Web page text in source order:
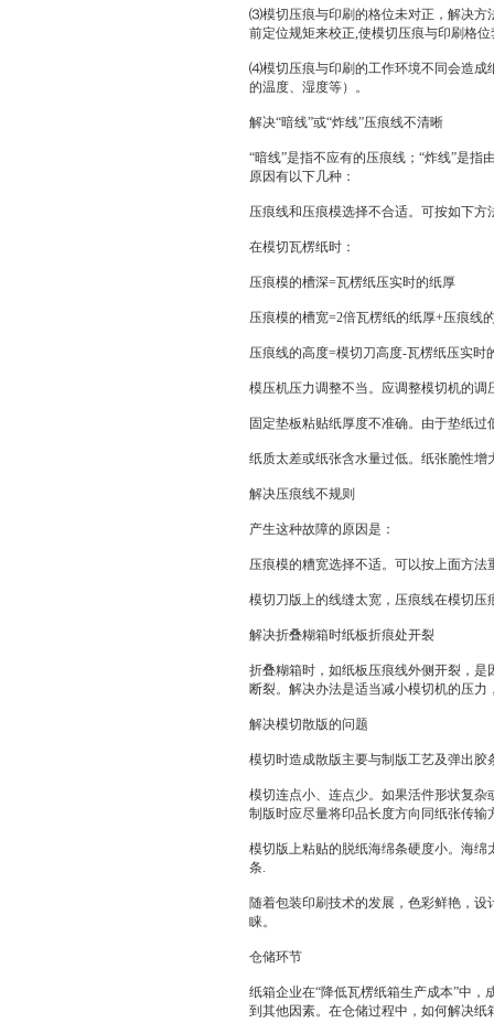
⑶模切压痕与印刷的格位未对正，解决方
前定位规矩来校正,使模切压痕与印刷格位
⑷模切压痕与印刷的工作环境不同会造成
的温度、湿度等）。
解决“暗线”或“炸线”压痕线不清晰
“暗线”是指不应有的压痕线；“炸线”是
原因有以下几种：
压痕线和压痕模选择不合适。可按如下
在模切瓦楞纸时：
压痕模的槽深=瓦楞纸压实时的纸厚
压痕模的槽宽=2倍瓦楞纸的纸厚+压痕线
压痕线的高度=模切刀高度-瓦楞纸压实时
模压机压力调整不当。应调整模切机的
固定垫板粘贴纸厚度不准确。由于垫纸
纸质太差或纸张含水量过低。纸张脆性
解决压痕线不规则
产生这种故障的原因是：
压痕模的糟宽选择不适。可以按上面方法
模切刀版上的线缝太宽，压痕线在模切
解决折叠糊箱时纸板折痕处开裂
折叠糊箱时，如纸板压痕线外侧开裂，
断裂。解决办法是适当减小模切机的压
解决模切散版的问题
模切时造成散版主要与制版工艺及弹出
模切连点小、连点少。如果活件形状复
制版时应尽量将印品长度方向同纸张传输
模切版上粘贴的脱纸海绵条硬度小。海
条.
随着包装印刷技术的发展，色彩鲜艳，
睐。
仓储环节
纸箱企业在“降低瓦楞纸箱生产成本”中
到其他因素。在仓储过程中，如何解决纸